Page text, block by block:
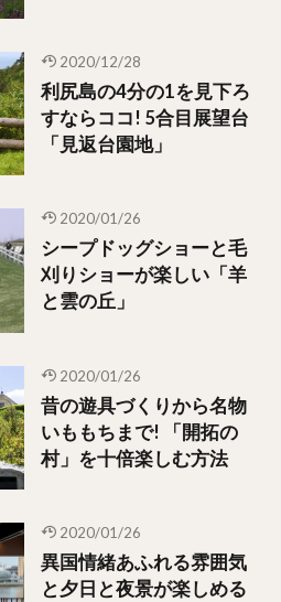
2020/12/28
利尻島の4分の1を見下ろ
すならココ! 5合目展望台
「見返台園地」
2020/01/26
シープドッグショーと毛
刈りショーが楽しい「羊
と雲の丘」
2020/01/26
昔の遊具づくりから名物
いももちまで! 「開拓の
村」を十倍楽しむ方法
2020/01/26
異国情緒あふれる雰囲気
と夕日と夜景が楽しめる